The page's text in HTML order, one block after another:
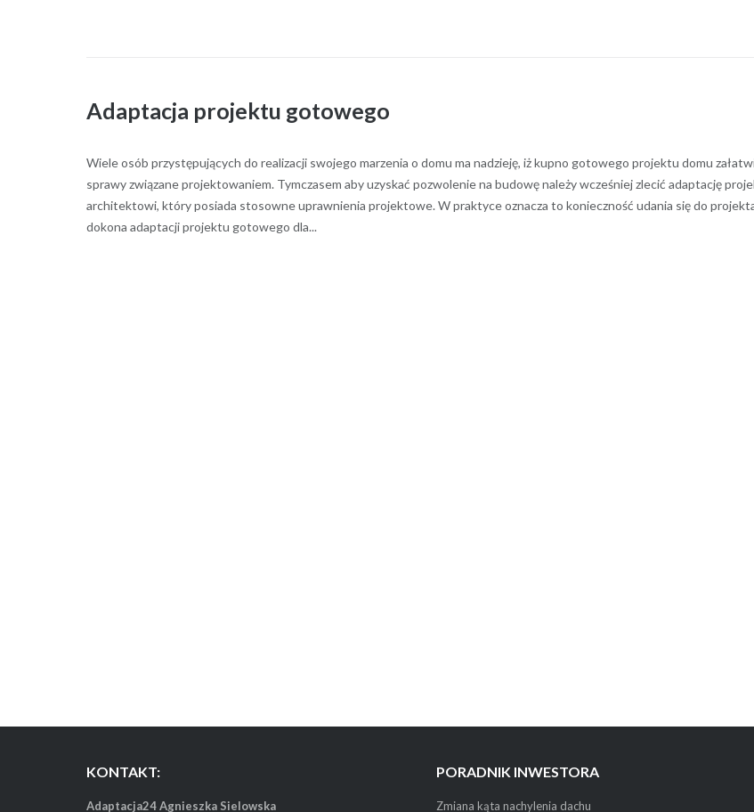
Adaptacja projektu gotowego
Wiele osób przystępujących do realizacji swojego marzenia o domu ma nadzieję, iż kupno gotowego projektu domu
sprawy związane projektowaniem. Tymczasem aby uzyskać pozwolenie na budowę należy wcześniej zlecić adaptację
architektowi, który posiada stosowne uprawnienia projektowe. W praktyce oznacza to konieczność udania się do
dokona adaptacji projektu gotowego dla...
KONTAKT:
Adaptacja24 Agnieszka Sielowska
PORADNIK INWESTORA
Zmiana kąta nachylenia dachu